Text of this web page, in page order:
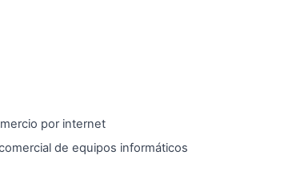
por internet
de equipos informáticos